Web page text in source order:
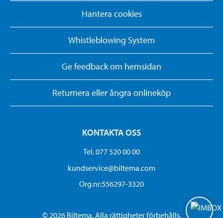
Hantera cookies
Whistleblowing System
Ge feedback om hemsidan
Returnera eller ångra onlineköp
KONTAKTA OSS
Tel. 077 520 00 00
kundservice@biltema.com
Org.nr:556297-3320
© 2026 Biltema. Alla rättigheter förbehålls.